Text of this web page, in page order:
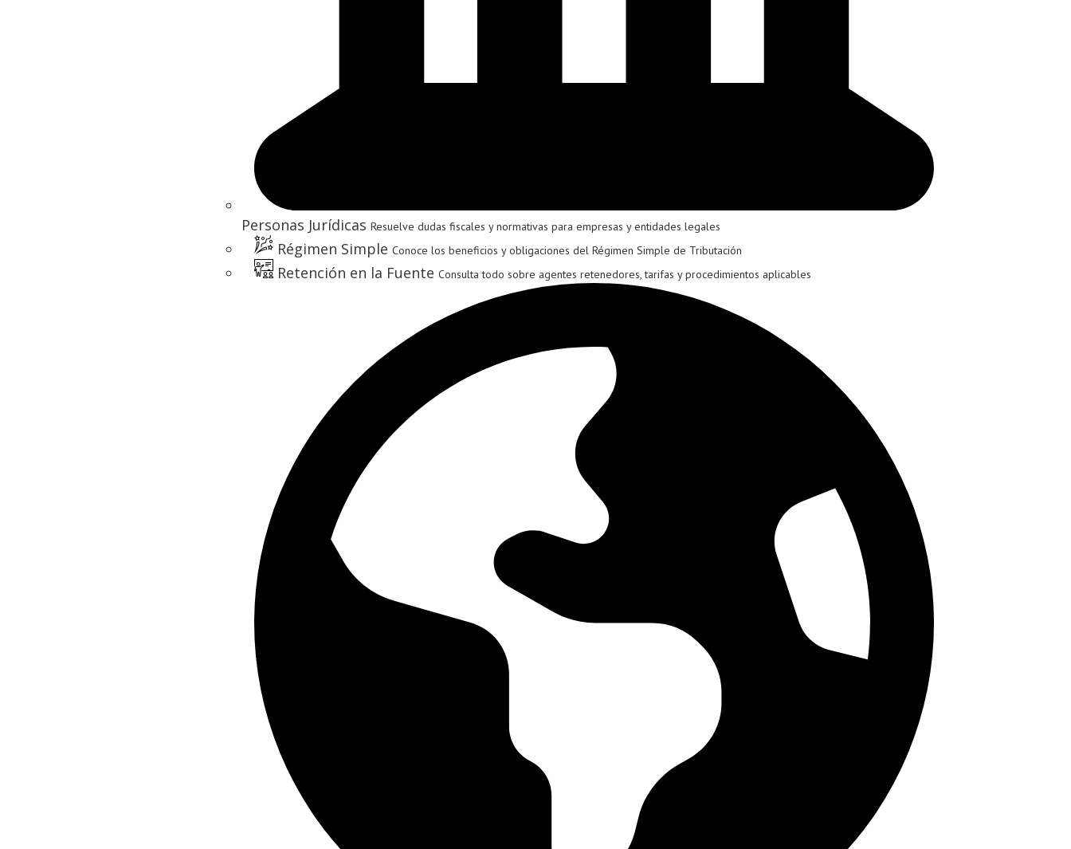
Personas Jurídicas Resuelve dudas fiscales y normativas para empresas y entidades legales
Régimen Simple Conoce los beneficios y obligaciones del Régimen Simple de Tributación
Retención en la Fuente Consulta todo sobre agentes retenedores, tarifas y procedimientos aplicables